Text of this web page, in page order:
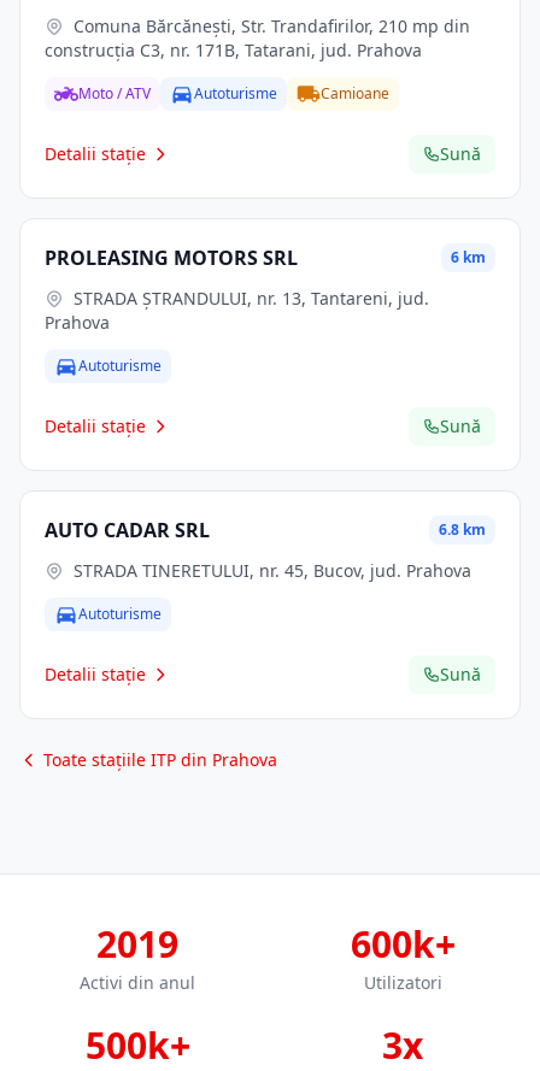
construcţia C3, nr. 171B, Tatarani, jud. Prahova
Moto / ATV Autoturisme Camioane
Detalii stație Sună
PROLEASING MOTORS SRL 6 km
Prahova
Autoturisme
Detalii stație Sună
AUTO CADAR SRL 6.8 km
STRADA TINERETULUI, nr. 45, Bucov, jud. Prahova
Autoturisme
Detalii stație Sună
Toate stațiile ITP din Prahova
2019
Activi din anul
600k+
Utilizatori
500k+ 3x